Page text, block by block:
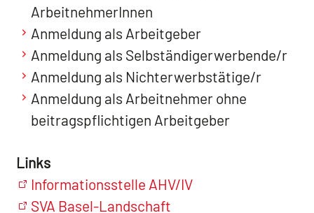
ArbeitnehmerInnen
Anmeldung als Arbeitgeber
Anmeldung als Selbständigerwerbende/r
Anmeldung als Nichterwerbstätige/r
Anmeldung als Arbeitnehmer ohne
beitragspflichtigen Arbeitgeber
Links
Informationsstelle AHV/IV
SVA Basel-Landschaft